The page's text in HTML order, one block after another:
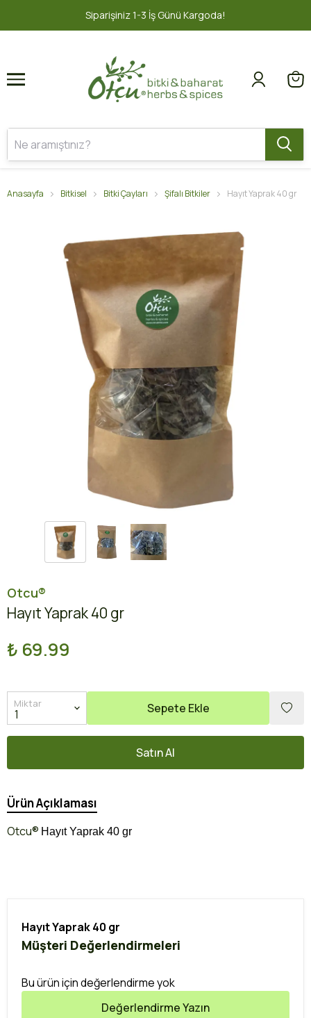
2000 TL ve üzeri
1 2
Anasayfa Bitkisel Bitki Çayları Şifalı Bitkiler Hayıt Yaprak 40 gr
Otcu®
Hayıt Yaprak 40 gr
₺ 69.99
Miktar Sepete Ekle
Satın Al
Ürün Açıklaması
Otcu® Hayıt Yaprak 40 gr
Hayıt Yaprak 40 gr
Müşteri Değerlendirmeleri
Bu ürün için değerlendirme yok
Değerlendirme Yazın